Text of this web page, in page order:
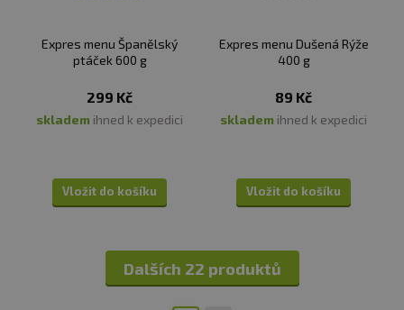
Expres menu Španělský
ptáček 600 g
299 Kč
skladem ihned k expedici
Vložit do košíku
Expres menu Dušená Rýže
400 g
89 Kč
skladem ihned k expedici
Vložit do košíku
Dalších 22 produktů